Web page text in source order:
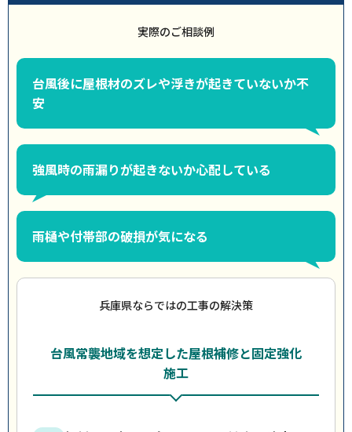
実際のご相談例
台風後に屋根材のズレや浮きが起きていないか不
安
強風時の雨漏りが起きないか心配している
雨樋や付帯部の破損が気になる
兵庫県ならではの工事の解決策
台風常襲地域を想定した屋根補修と固定強化
施工